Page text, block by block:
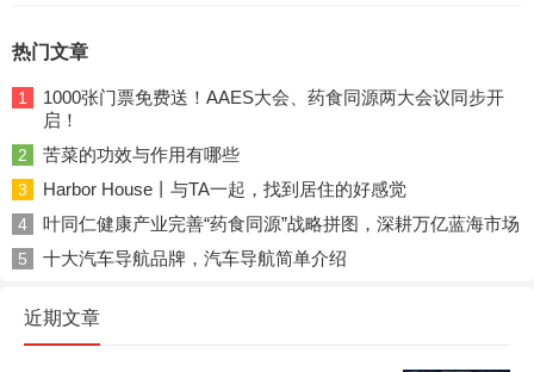
热门文章
1
1000张门票免费送！AAES大会、药食同源两大会议同步开
启！
2 苦菜的功效与作用有哪些
3 Harbor House丨与TA一起，找到居住的好感觉
4 叶同仁健康产业完善“药食同源”战略拼图，深耕万亿蓝海市场
5 十大汽车导航品牌，汽车导航简单介绍
近期文章